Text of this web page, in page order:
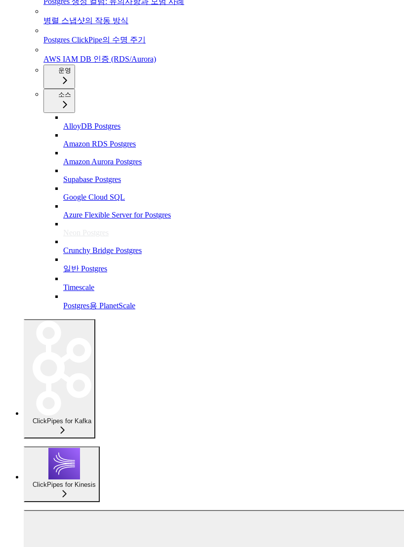
병렬 스냅샷의 작동 방식
Postgres ClickPipe의 수명 주기
AWS IAM DB 인증 (RDS/Aurora)
운영
소스
AlloyDB Postgres
Amazon RDS Postgres
Amazon Aurora Postgres
Supabase Postgres
Google Cloud SQL
Azure Flexible Server for Postgres
Neon Postgres
Crunchy Bridge Postgres
일반 Postgres
Timescale
Postgres용 PlanetScale
ClickPipes for Kafka
ClickPipes for Kinesis